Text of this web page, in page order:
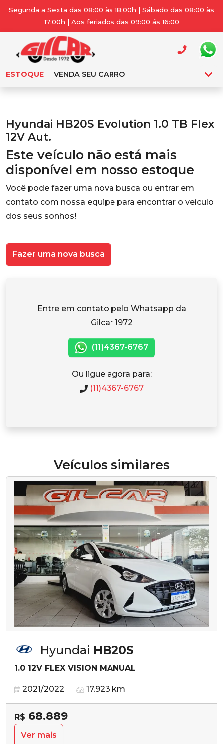
Segunda a Sexta das 08:00 às 18:00h | Sábado das 08:00 às
17:00h | Aos feriados das 09:00 ás 16:00
ESTOQUE VENDA SEU CARRO
Hyundai HB20S Evolution 1.0 TB Flex
12V Aut.
Este veículo não está mais
disponível em nosso estoque
Você pode fazer uma nova busca ou entrar em
contato com nossa equipe para encontrar o veículo
dos seus sonhos!
Fazer uma nova busca
Entre em contato pelo Whatsapp da
Gilcar 1972
(11)4367-6767
Ou ligue agora para:
(11)4367-6767
Veículos similares
Hyundai HB20S
1.0 12V FLEX VISION MANUAL
2021/2022 17.923 km
R$ 68.889
Ver mais